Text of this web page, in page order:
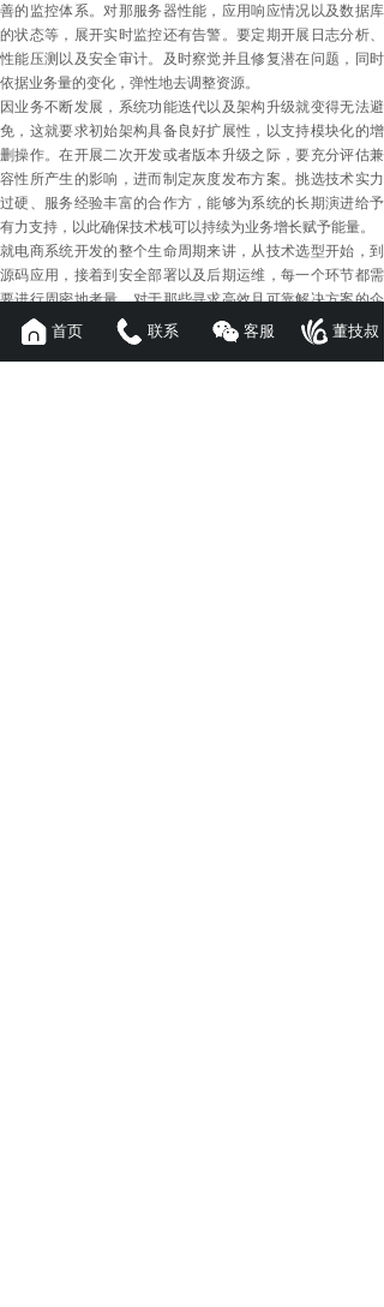
善的监控体系。对那服务器性能，应用响应情况以及数据库
的状态等，展开实时监控还有告警。要定期开展日志分析、
性能压测以及安全审计。及时察觉并且修复潜在问题，同时
依据业务量的变化，弹性地去调整资源。
因业务不断发展，系统功能迭代以及架构升级就变得无法避
免，这就要求初始架构具备良好扩展性，以支持模块化的增
删操作。在开展二次开发或者版本升级之际，要充分评估兼
容性所产生的影响，进而制定灰度发布方案。挑选技术实力
过硬、服务经验丰富的合作方，能够为系统的长期演进给予
有力支持，以此确保技术栈可以持续为业务增长赋予能量。
就电商系统开发的整个生命周期来讲，从技术选型开始，到
源码应用，接着到安全部署以及后期运维，每一个环节都需
要进行周密地考量。对于那些寻求高效且可靠解决方案的企
业而言，跟具备深厚技术积累以及丰富实战经验的团队展开
合作是非常重要的。在相关软件技术开发的领域当中，源码
首页 联系 客服 董技叔